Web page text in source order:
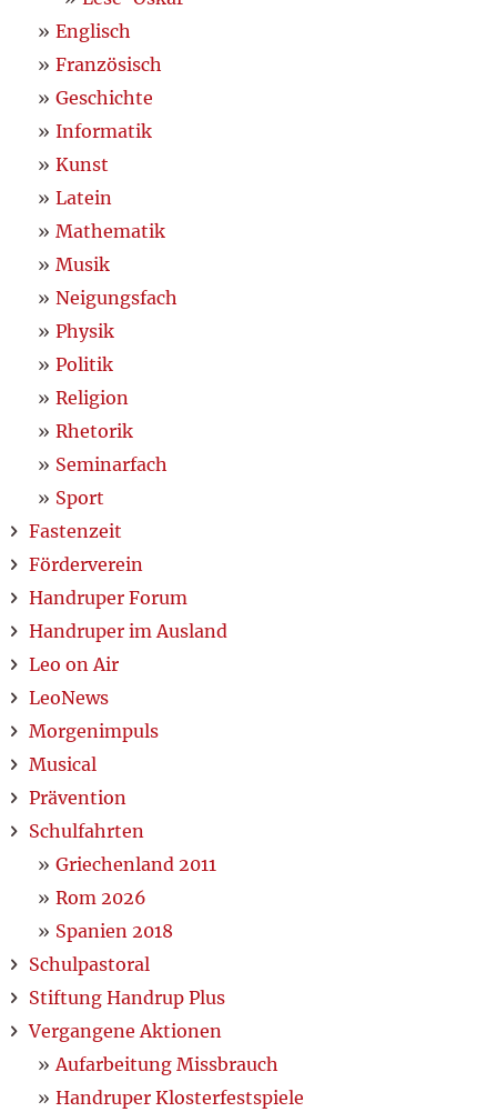
Englisch
Französisch
Geschichte
Informatik
Kunst
Latein
Mathematik
Musik
Neigungsfach
Physik
Politik
Religion
Rhetorik
Seminarfach
Sport
Fastenzeit
Förderverein
Handruper Forum
Handruper im Ausland
Leo on Air
LeoNews
Morgenimpuls
Musical
Prävention
Schulfahrten
Griechenland 2011
Rom 2026
Spanien 2018
Schulpastoral
Stiftung Handrup Plus
Vergangene Aktionen
Aufarbeitung Missbrauch
Handruper Klosterfestspiele